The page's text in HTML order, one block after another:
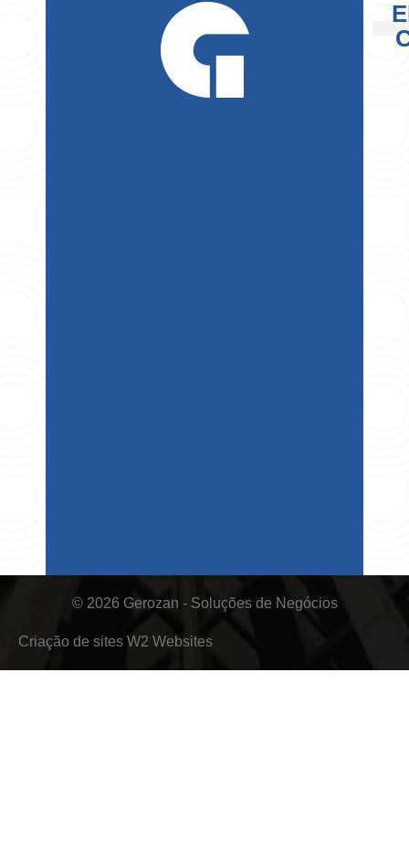
© 2026 Gerozan - Soluções de Negócios
Criação de sites W2 Websites